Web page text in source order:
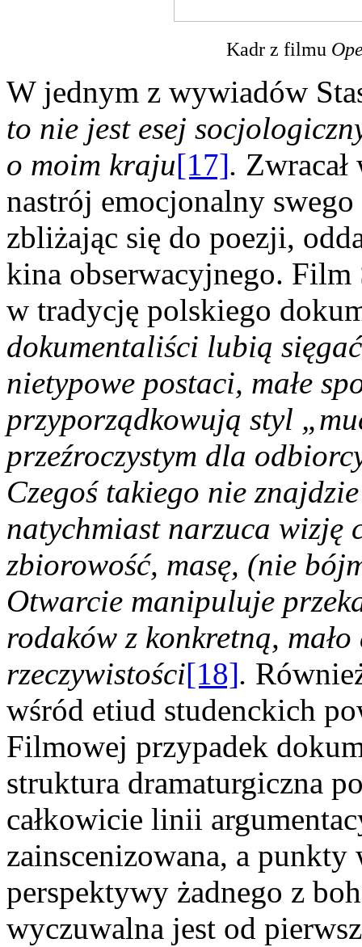
Kadr z filmu
W jednym z wywiadów
to nie jest esej
o moim kraju[17].
nastrój emocjonalny
zbliżając się do poezji,
kina obserwacyjnego. Film
w tradycję polskiego
dokumentaliści lubią
nietypowe postaci, małe
przyporządkowują styl
przeźroczystym dla
Czegoś takiego nie
natychmiast narzuca wizję
zbiorowość, masę, (nie
Otwarcie manipuluje
rodaków z konkretną,
rzeczywistości[18].
wśród etiud studenckich
Filmowej przypadek
struktura dramaturgiczna
całkowicie linii
zainscenizowana, a
perspektywy żadnego z
wyczuwalna jest od